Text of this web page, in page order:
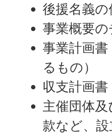
後援名義
事業概要
事業計画
るもの）
収支計画書
主催団体
款など、